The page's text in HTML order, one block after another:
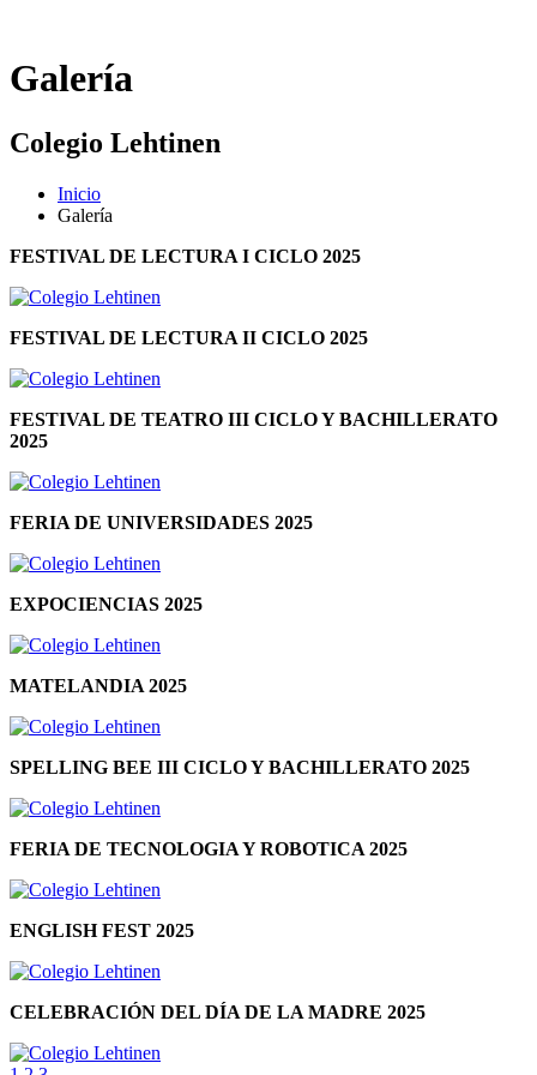
Galería
Colegio Lehtinen
Inicio
Galería
FESTIVAL DE LECTURA I CICLO 2025
FESTIVAL DE LECTURA II CICLO 2025
FESTIVAL DE TEATRO III CICLO Y BACHILLERATO
2025
FERIA DE UNIVERSIDADES 2025
EXPOCIENCIAS 2025
MATELANDIA 2025
SPELLING BEE III CICLO Y BACHILLERATO 2025
FERIA DE TECNOLOGIA Y ROBOTICA 2025
ENGLISH FEST 2025
CELEBRACIÓN DEL DÍA DE LA MADRE 2025